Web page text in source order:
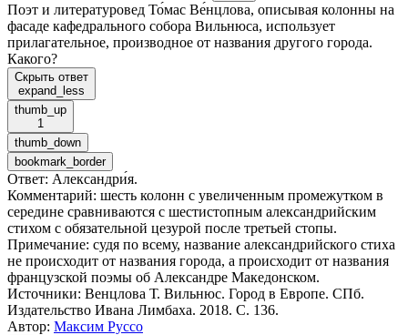
Поэт и литературовед То́мас Ве́нцлова, описывая колонны на
фасаде кафедрального собора Вильнюса, использует
прилагательное, производное от названия другого города.
Какого?
Скрыть ответ
expand_less
thumb_up
1
thumb_down
bookmark_border
Ответ: Александри́я.
Комментарий: шесть колонн с увеличенным промежутком в
середине сравниваются с шестистопным александрийским
стихом с обязательной цезурой после третьей стопы.
Примечание: судя по всему, название александрийского стиха
не происходит от названия города, а происходит от названия
французской поэмы об Александре Македонском.
Источники: Венцлова Т. Вильнюс. Город в Европе. СПб.
Издательство Ивана Лимбаха. 2018. С. 136.
Автор: Максим Руссо